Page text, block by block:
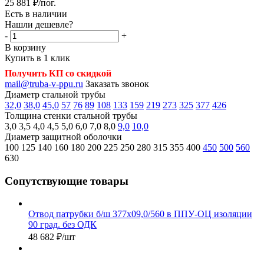
25 881 ₽/пог.
Есть в наличии
Нашли дешевле?
-
+
В корзину
Купить в 1 клик
Получить КП со скидкой
mail@truba-v-ppu.ru Заказать звонок
Диаметр стальной трубы
32,0 38,0 45,0 57 76 89 108 133 159 219 273 325 377 426
Толщина стенки стальной трубы
3,0 3,5 4,0 4,5 5,0 6,0 7,0 8,0 9,0 10,0
Диаметр защитной оболочки
100 125 140 160 180 200 225 250 280 315 355 400 450 500 560
630
Сопутствующие товары
Отвод патрубки б/ш 377х09,0/560 в ППУ-ОЦ изоляции
90 град. без ОДК
48 682 ₽/шт